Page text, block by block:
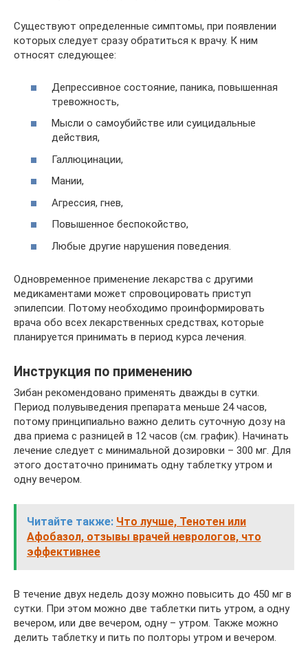
Существуют определенные симптомы, при появлении
которых следует сразу обратиться к врачу. К ним
относят следующее:
Депрессивное состояние, паника, повышенная
тревожность,
Мысли о самоубийстве или суицидальные
действия,
Галлюцинации,
Мании,
Агрессия, гнев,
Повышенное беспокойство,
Любые другие нарушения поведения.
Одновременное применение лекарства с другими
медикаментами может спровоцировать приступ
эпилепсии. Потому необходимо проинформировать
врача обо всех лекарственных средствах, которые
планируется принимать в период курса лечения.
Инструкция по применению
Зибан рекомендовано применять дважды в сутки.
Период полувыведения препарата меньше 24 часов,
потому принципиально важно делить суточную дозу на
два приема с разницей в 12 часов (см. график). Начинать
лечение следует с минимальной дозировки – 300 мг. Для
этого достаточно принимать одну таблетку утром и
одну вечером.
Читайте также: Что лучше, Тенотен или
Афобазол, отзывы врачей неврологов, что
эффективнее
В течение двух недель дозу можно повысить до 450 мг в
сутки. При этом можно две таблетки пить утром, а одну
вечером, или две вечером, одну – утром. Также можно
делить таблетку и пить по полторы утром и вечером.